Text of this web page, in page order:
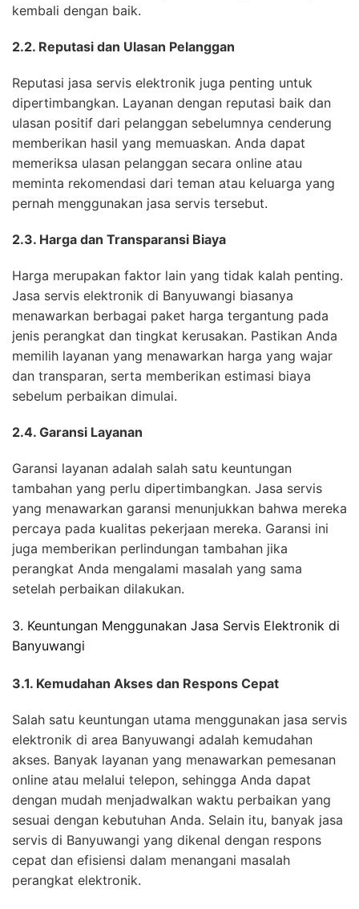
kembali dengan baik.
2.2. Reputasi dan Ulasan Pelanggan
Reputasi jasa servis elektronik juga penting untuk
dipertimbangkan. Layanan dengan reputasi baik dan
ulasan positif dari pelanggan sebelumnya cenderung
memberikan hasil yang memuaskan. Anda dapat
memeriksa ulasan pelanggan secara online atau
meminta rekomendasi dari teman atau keluarga yang
pernah menggunakan jasa servis tersebut.
2.3. Harga dan Transparansi Biaya
Harga merupakan faktor lain yang tidak kalah penting.
Jasa servis elektronik di Banyuwangi biasanya
menawarkan berbagai paket harga tergantung pada
jenis perangkat dan tingkat kerusakan. Pastikan Anda
memilih layanan yang menawarkan harga yang wajar
dan transparan, serta memberikan estimasi biaya
sebelum perbaikan dimulai.
2.4. Garansi Layanan
Garansi layanan adalah salah satu keuntungan
tambahan yang perlu dipertimbangkan. Jasa servis
yang menawarkan garansi menunjukkan bahwa mereka
percaya pada kualitas pekerjaan mereka. Garansi ini
juga memberikan perlindungan tambahan jika
perangkat Anda mengalami masalah yang sama
setelah perbaikan dilakukan.
3. Keuntungan Menggunakan Jasa Servis Elektronik di
Banyuwangi
3.1. Kemudahan Akses dan Respons Cepat
Salah satu keuntungan utama menggunakan jasa servis
elektronik di area Banyuwangi adalah kemudahan
akses. Banyak layanan yang menawarkan pemesanan
online atau melalui telepon, sehingga Anda dapat
dengan mudah menjadwalkan waktu perbaikan yang
sesuai dengan kebutuhan Anda. Selain itu, banyak jasa
servis di Banyuwangi yang dikenal dengan respons
cepat dan efisiensi dalam menangani masalah
perangkat elektronik.